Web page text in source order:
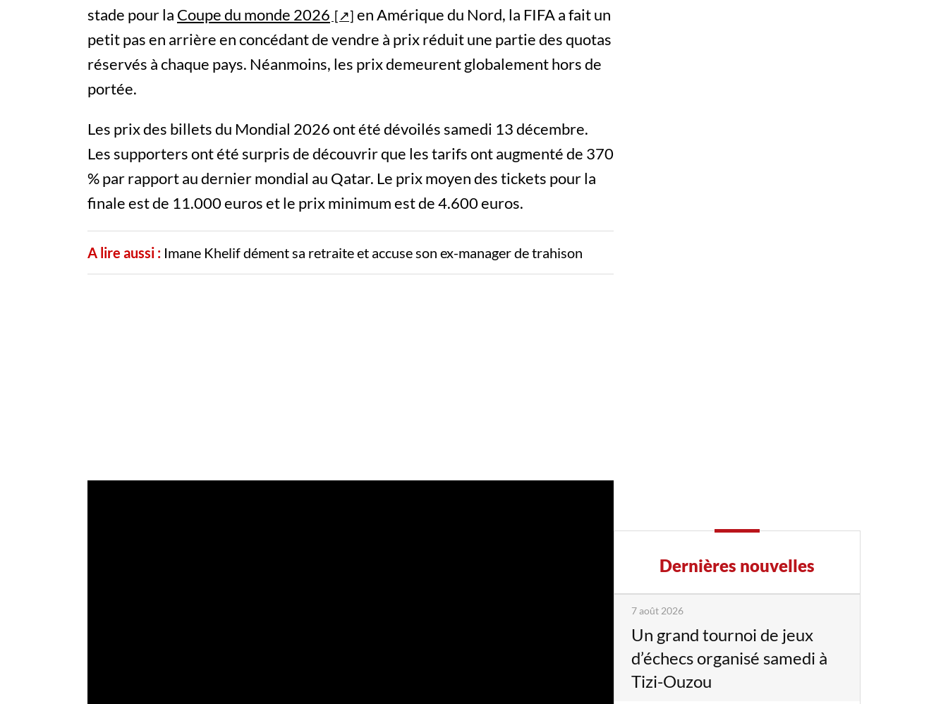
stade pour la Coupe du monde 2026
en Amérique du Nord, la FIFA a fait un
petit pas en arrière en concédant de vendre à prix réduit une partie des quotas
réservés à chaque pays. Néanmoins, les prix demeurent globalement hors de
portée.
Les prix des billets du Mondial 2026 ont été dévoilés samedi 13 décembre.
Les supporters ont été surpris de découvrir que les tarifs ont augmenté de 370
% par rapport au dernier mondial au Qatar. Le prix moyen des tickets pour la
finale est de 11.000 euros et le prix minimum est de 4.600 euros.
A lire aussi : Imane Khelif dément sa retraite et accuse son ex-manager de trahison
Dernières nouvelles
7 août 2026
Un grand tournoi de jeux
d’échecs organisé samedi à
Tizi-Ouzou